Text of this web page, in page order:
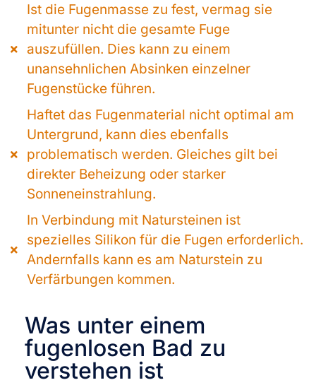
Ist die Fugenmasse zu fest, vermag sie
mitunter nicht die gesamte Fuge
auszufüllen. Dies kann zu einem
unansehnlichen Absinken einzelner
Fugenstücke führen.
Haftet das Fugenmaterial nicht optimal am
Untergrund, kann dies ebenfalls
problematisch werden. Gleiches gilt bei
direkter Beheizung oder starker
Sonneneinstrahlung.
In Verbindung mit Natursteinen ist
spezielles Silikon für die Fugen erforderlich.
Andernfalls kann es am Naturstein zu
Verfärbungen kommen.
Was unter einem
fugenlosen Bad zu
verstehen ist